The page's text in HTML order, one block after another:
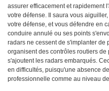
assurer efficacement et rapidement
votre défense. Il saura vous
votre défense, et vous défendre en
conduire annulé ou ses points
radars ne cessent de s'implanter de
organisent des contrôles routiers
s'ajoutent les radars embarqués.
en difficultés, puisqu'une absence
professionnelle comme au niveau